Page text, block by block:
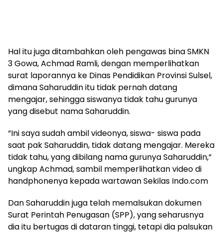
Hal itu juga ditambahkan oleh pengawas bina SMKN
3 Gowa, Achmad Ramli, dengan memperlihatkan
surat laporannya ke Dinas Pendidikan Provinsi Sulsel,
dimana Saharuddin itu tidak pernah datang
mengajar, sehingga siswanya tidak tahu gurunya
yang disebut nama Saharuddin.
“Ini saya sudah ambil videonya, siswa- siswa pada
saat pak Saharuddin, tidak datang mengajar. Mereka
tidak tahu, yang dibilang nama gurunya Saharuddin,”
ungkap Achmad, sambil memperlihatkan video di
handphonenya kepada wartawan Sekilas Indo.com
Dan Saharuddin juga telah memalsukan dokumen
Surat Perintah Penugasan (SPP), yang seharusnya
dia itu bertugas di dataran tinggi, tetapi dia palsukan